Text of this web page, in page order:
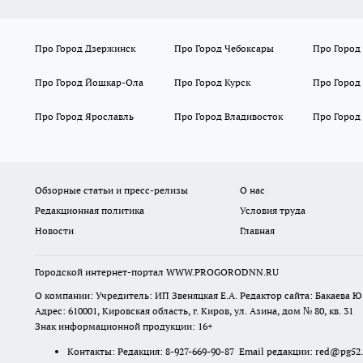
Про Город Дзержинск Про Город Чебоксары Про Город
Про Город Йошкар-Ола Про Город Курск Про
Про Город Ярославль Про Город Владивосток Про Город
Обзорные статьи и пресс-релизы О нас
Редакционная политика
Условия труда
Новости
Главная
Городской интернет-портал WWW.PROGORODNN.RU
О компании: Учредитель: ИП Звеняцкая Е.А. Редактор сайта: Бакаева
Адрес: 610001, Кировская область, г. Киров, ул. Азина, дом № 80, кв. 31
Знак информационной продукции: 16+
Контакты: Редакция: 8-927-669-90-87 Email редакции: